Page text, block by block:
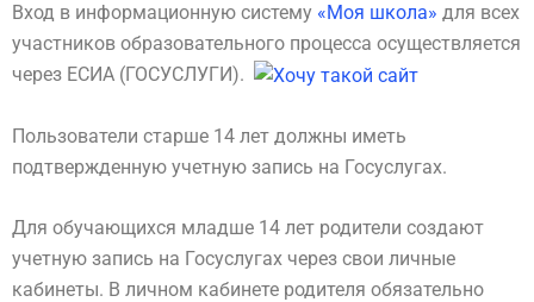
Вход в информационную систему «Моя школа» для всех
участников образовательного процесса осуществляется
через ЕСИА (ГОСУСЛУГИ).
Пользователи старше 14 лет должны иметь
подтвержденную учетную запись на Госуслугах.
Для обучающихся младше 14 лет родители создают
учетную запись на Госуслугах через свои личные
кабинеты. В личном кабинете родителя обязательно